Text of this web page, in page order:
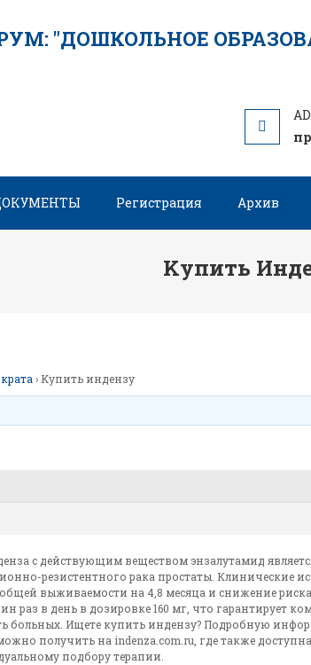
Регистрация Архив
Kупить
› Kупить индензу
с действующим веществом энзалутамид
резистентного рака простаты. Клинические
выживаемости на 4,8 месяца и снижение риска
раз в день в дозировке 160 мг, что гарантирует
больных. Ищете купить индензу? Подробную
получить на indenza.com.ru, где также
подбору терапии.